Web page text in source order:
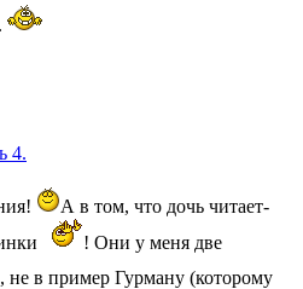
4.
А в том, что дочь читает-
! Они у меня две
, не в пример Гурману (которому